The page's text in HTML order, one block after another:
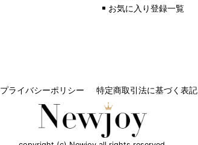
お気に入り登録一覧
プライバシーポリシー 特定商取引法に基づく表記